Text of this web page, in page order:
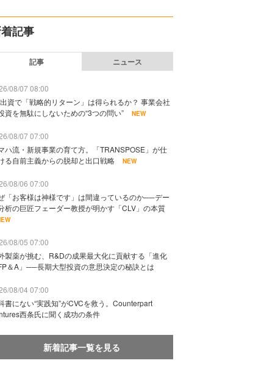
記事
記事 ニュース
08/07 08:00
資で「戦略的リターン」は得られるか？ 事業会社
資を無駄にしないための“3つの問い”
NEW
08/07 07:00
ハ流・新規事業の育て方。「TRANSPOSE」が仕
る自前主義からの脱却と出口戦略
NEW
08/06 07:00
「お客様は神様です」は間違っているのか──デー
析の巨匠フェーダー教授が明かす「CLV」の本質
08/05 07:00
製薬が挑む、R&Dの成果最大化に貢献する「進化
＆A」──長期大型投資の意思決定の秘訣とは
08/04 07:00
書にない“実践知”がCVCを救う。Counterpart
西条氏に聞く成功の条件
新着記事一覧を見る